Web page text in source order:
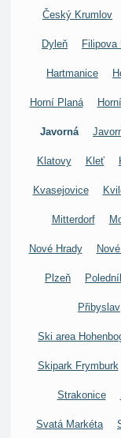
Český Krumlov
Dyleň Filipova
Hartmanice
Horní Planá
Javorná
Klatovy Kleť
Kvasejovice
Mitterdorf
Nové Hrady
Plzeň
Přibyslav
Ski area
Skipark Frymburk
Strakonice
Svatá Markéta